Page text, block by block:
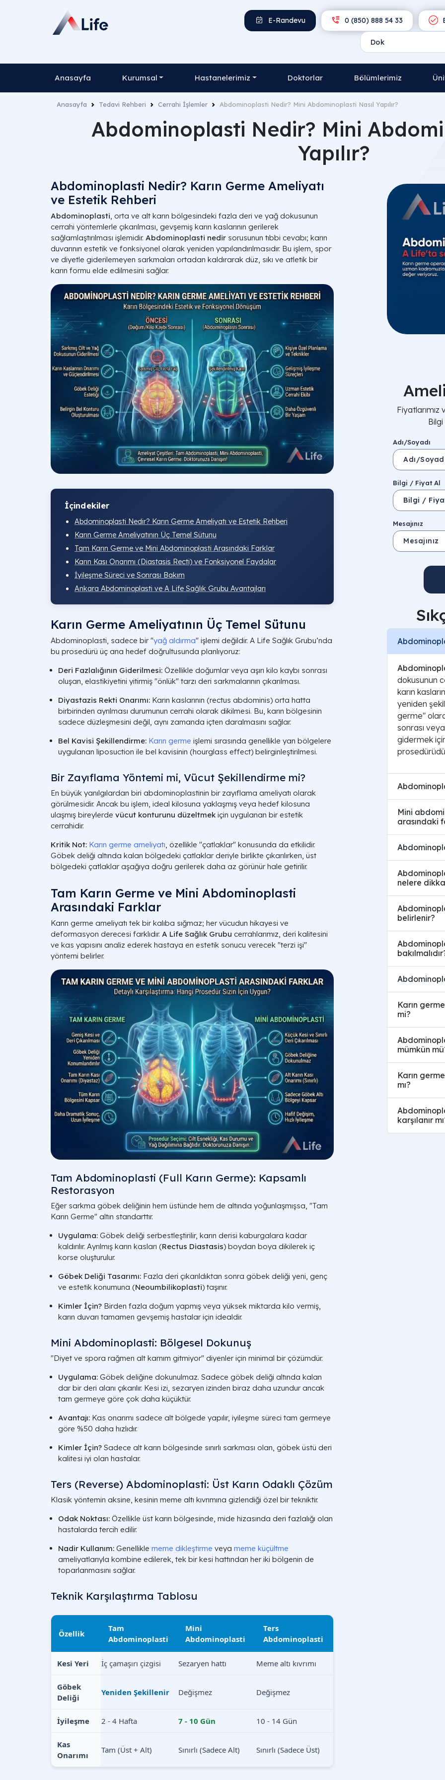
0 (850) 888 54 33
E-Randevu
Anasayfa Kurumsal Hastanelerimiz Doktorlar Bölümlerimiz
Anasayfa Tedavi Rehberi Cerrahi İşlemler Abdominoplasti Nedir? Mini Abdominoplasti Nasıl Yapılır?
Abdominoplasti Nedir? Mini
Yapılır?
Abdominoplasti Nedir? Karın Germe Ameliyatı
ve Estetik Rehberi
Abdominoplasti, orta ve alt karın bölgesindeki fazla deri ve yağ dokusunun
cerrahi yöntemlerle çıkarılması, gevşemiş karın kaslarının gerilerek
sağlamlaştırılması işlemidir. Abdominoplasti nedir sorusunun tıbbi cevabı; karın
duvarının estetik ve fonksiyonel olarak yeniden yapılandırılmasıdır. Bu işlem, spor
ve diyetle giderilemeyen sarkmaları ortadan kaldırarak düz, sıkı ve atletik bir
karın formu elde edilmesini sağlar.
İçindekiler
Abdominoplasti Nedir? Karın Germe Ameliyatı ve Estetik Rehberi
Karın Germe Ameliyatının Üç Temel Sütunu
Tam Karın Germe ve Mini Abdominoplasti Arasındaki Farklar
Karın Kası Onarımı (Diastasis Recti) ve Fonksiyonel Faydalar
İyileşme Süreci ve Sonrası Bakım
Ankara Abdominoplasti ve A Life Sağlık Grubu Avantajları
Karın Germe Ameliyatının Üç Temel Sütunu
Abdominoplasti, sadece bir "yağ aldırma" işlemi değildir. A Life Sağlık Grubu’nda
bu prosedürü üç ana hedef doğrultusunda planlıyoruz:
Deri Fazlalığının Giderilmesi: Özellikle doğumlar veya aşırı kilo kaybı sonrası
oluşan, elastikiyetini yitirmiş "önlük" tarzı deri sarkmalarının çıkarılması.
Diyastazis Rekti Onarımı: Karın kaslarının (rectus abdominis) orta hatta
birbirinden ayrılması durumunun cerrahi olarak dikilmesi. Bu, karın bölgesinin
sadece düzleşmesini değil, aynı zamanda içten daralmasını sağlar.
Bel Kavisi Şekillendirme: Karın germe işlemi sırasında genellikle yan bölgelere
uygulanan liposuction ile bel kavisinin (hourglass effect) belirginleştirilmesi.
Bir Zayıflama Yöntemi mi, Vücut Şekillendirme mi?
En büyük yanılgılardan biri abdominoplastinin bir zayıflama ameliyatı olarak
görülmesidir. Ancak bu işlem, ideal kilosuna yaklaşmış veya hedef kilosuna
ulaşmış bireylerde vücut konturunu düzeltmek için uygulanan bir estetik
cerrahidir.
Kritik Not: Karın germe ameliyatı, özellikle "çatlaklar" konusunda da etkilidir.
Göbek deliği altında kalan bölgedeki çatlaklar deriyle birlikte çıkarılırken, üst
bölgedeki çatlaklar aşağıya doğru gerilerek daha az görünür hale getirilir.
Tam Karın Germe ve Mini Abdominoplasti
Arasındaki Farklar
Karın germe ameliyatı tek bir kalıba sığmaz; her vücudun hikayesi ve
deformasyon derecesi farklıdır. A Life Sağlık Grubu cerrahlarımız, deri kalitesini
ve kas yapısını analiz ederek hastaya en estetik sonucu verecek "terzi işi"
yöntemi belirler.
Tam Abdominoplasti (Full Karın Germe): Kapsamlı
Restorasyon
Eğer sarkma göbek deliğinin hem üstünde hem de altında yoğunlaşmışsa, "Tam
Karın Germe" altın standarttır.
Uygulama: Göbek deliği serbestleştirilir, karın derisi kaburgalara kadar
kaldırılır. Ayrılmış karın kasları (Rectus Diastasis) boydan boya dikilerek iç
korse oluşturulur.
Göbek Deliği Tasarımı: Fazla deri çıkarıldıktan sonra göbek deliği yeni, genç
ve estetik konumuna (Neoumbilikoplasti) taşınır.
Kimler İçin? Birden fazla doğum yapmış veya yüksek miktarda kilo vermiş,
karın duvarı tamamen gevşemiş hastalar için idealdir.
Mini Abdominoplasti: Bölgesel Dokunuş
"Diyet ve spora rağmen alt karnım gitmiyor" diyenler için minimal bir çözümdür.
Uygulama: Göbek deliğine dokunulmaz. Sadece göbek deliği altında kalan
dar bir deri alanı çıkarılır. Kesi izi, sezaryen izinden biraz daha uzundur ancak
tam germeye göre çok daha küçüktür.
Avantajı: Kas onarımı sadece alt bölgede yapılır, iyileşme süreci tam germeye
göre %50 daha hızlıdır.
Kimler İçin? Sadece alt karın bölgesinde sınırlı sarkması olan, göbek üstü deri
kalitesi iyi olan hastalar.
Ters (Reverse) Abdominoplasti: Üst Karın Odaklı Çözüm
Klasik yöntemin aksine, kesinin meme altı kıvrımına gizlendiği özel bir tekniktir.
Odak Noktası: Özellikle üst karın bölgesinde, mide hizasında deri fazlalığı olan
hastalarda tercih edilir.
Nadir Kullanım: Genellikle meme dikleştirme veya meme küçültme
ameliyatlarıyla kombine edilerek, tek bir kesi hattından her iki bölgenin de
toparlanmasını sağlar.
Teknik Karşılaştırma Tablosu
Özellik
Tam
Abdominoplasti
Mini
Abdominoplasti
Ters
Abdominoplasti
Kesi Yeri İç çamaşırı çizgisi Sezaryen hattı Meme altı kıvrımı
Göbek
Deliği
Yeniden Şekillenir Değişmez Değişmez
İyileşme 2 - 4 Hafta 7 - 10 Gün 10 - 14 Gün
Kas
Onarımı
Tam (Üst + Alt) Sınırlı (Sadece Alt) Sınırlı (Sadece Üst)
Fiyatlarımız
Adı/Soyadı
Bilgi / Fiyat Al
Mesajınız
dokusunun
karın
yeniden
germe"
sonrası
gidermek
Mini
arasındaki
nelere
belirlenir?
Karın
mi?
mümkün
Karın
mı?
karşılanır